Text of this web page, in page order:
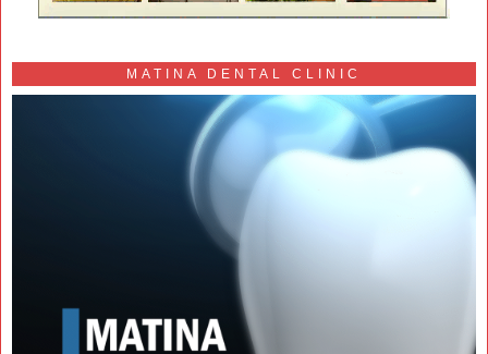
MATINA DENTAL CLINIC